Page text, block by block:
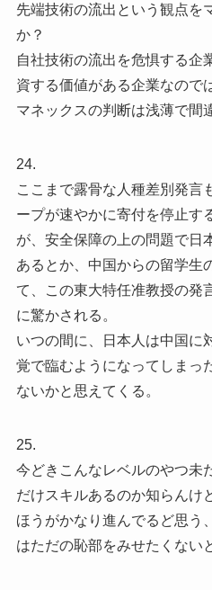
先端技術の流出という観点を
か？
自社技術の流出を危惧する企
資する価値がある企業なので
マネックスの判断は浅薄で間
24.
ここまで露骨な人種差別発言
ープが速やかに寄付を停止す
が、安全保障の上の問題で日
あるとか、中国からの留学生
て、この東大特任准教授の発
に驚かされる。
いつの間に、日本人は中国に
覚で臨むようになってしまっ
ないかと思えてくる。
25.
今どきこんなレベルのやつ未
だけスキルあるのか知らんけ
ほうがかなり進んでるど思う
はただの恥部をみせたくない